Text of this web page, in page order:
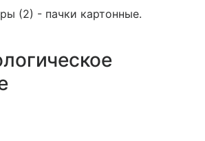
(2) - пачки картонные.